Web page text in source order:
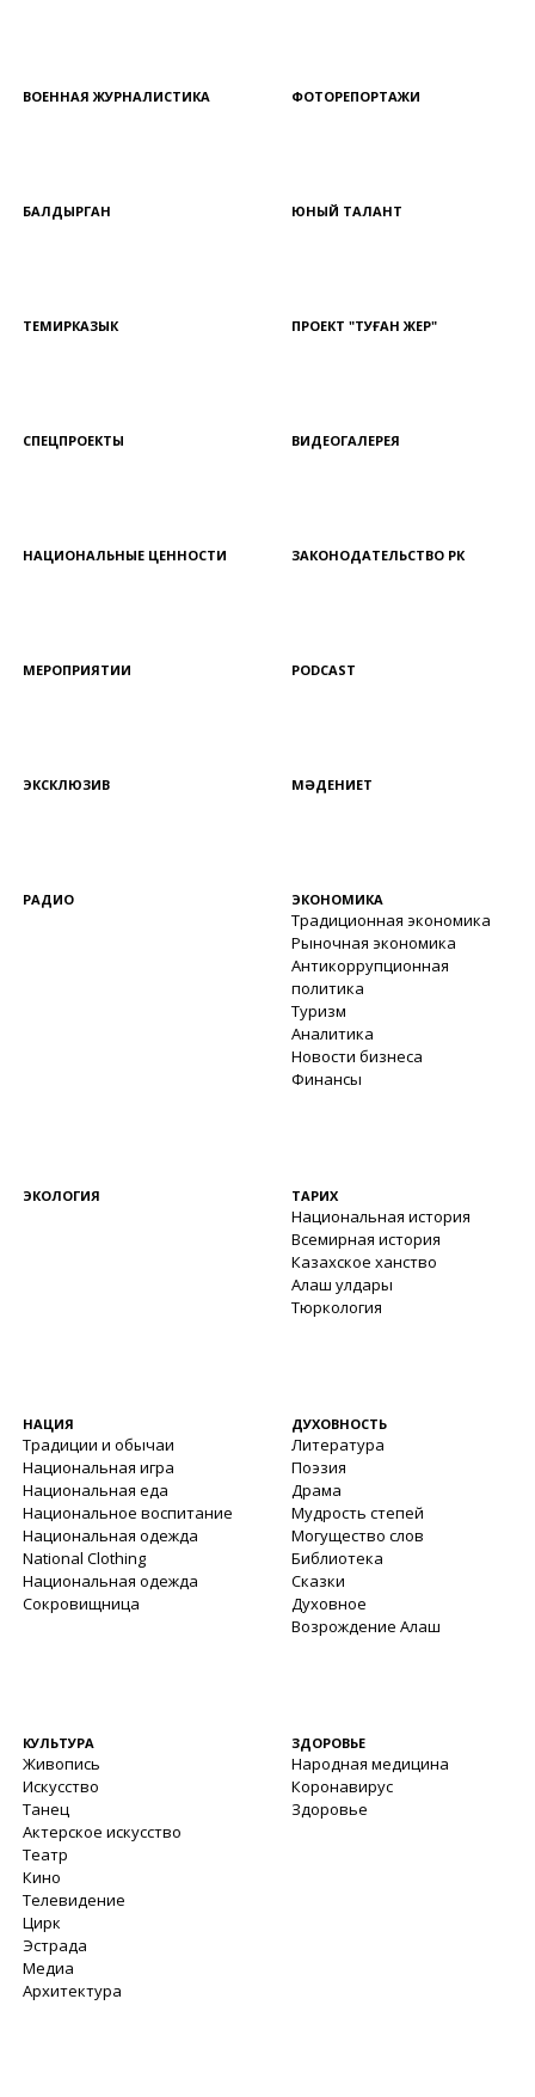
ВОЕННАЯ ЖУРНАЛИСТИКА ФОТОРЕПОРТАЖИ
БАЛДЫРГАН ЮНЫЙ ТАЛАНТ
ТЕМИРКАЗЫК ПРОЕКТ "ТУҒАН ЖЕР"
СПЕЦПРОЕКТЫ ВИДЕОГАЛЕРЕЯ
НАЦИОНАЛЬНЫЕ ЦЕННОСТИ ЗАКОНОДАТЕЛЬСТВО РК
МЕРОПРИЯТИИ PODCAST
ЭКСКЛЮЗИВ МӘДЕНИЕТ
РАДИО ЭКОНОМИКА
Традиционная экономика
Рыночная экономика
Антикоррупционная
политика
Туризм
Аналитика
Новости бизнеса
Финансы
ЭКОЛОГИЯ ТАРИХ
Национальная история
Всемирная история
Казахское ханство
Алаш улдары
Тюркология
НАЦИЯ
Традиции и обычаи
Национальная игра
Национальная еда
Национальное воспитание
Национальная одежда
National Clothing
Национальная одежда
Сокровищница
ДУХОВНОСТЬ
Литература
Поэзия
Драма
Мудрость степей
Могущество слов
Библиотека
Сказки
Духовное
Возрождение Алаш
КУЛЬТУРА
Живопись
Искусство
Танец
Актерское искусство
Театр
Кино
Телевидение
Цирк
Эстрада
Медиа
Архитектура
ЗДОРОВЬЕ
Народная медицина
Коронавирус
Здоровье